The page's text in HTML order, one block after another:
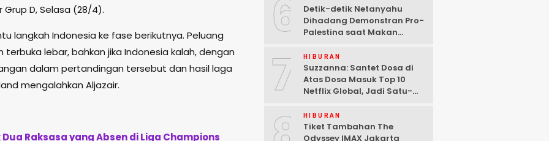
D, Selasa (28/4).
langkah Indonesia ke fase berikutnya. Peluang
lebar, bahkan jika Indonesia kalah, dengan
dalam pertandingan tersebut dan hasil laga
mengalahkan Aljazair.
Raksasa yang Absen di Liga Champions
6
Detik-detik Netanyahu
Dihadang Demonstran Pro-
Palestina saat Makan
7 HIBURAN
Suzzanna: Santet Dosa di
Atas Dosa Masuk Top 10
Netflix Global, Jadi Satu-
HIBURAN
Tiket Tambahan The
Odyssey IMAX Jakarta